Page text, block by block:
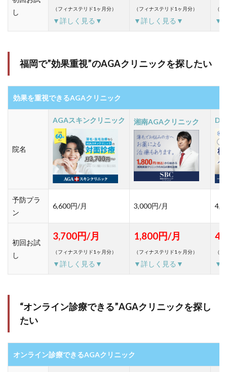
し
（フィナステリド1ヶ月分）
▼詳しく見る▼
（フィナステリド1ヶ月分）
▼詳しく見る▼
（
▼
福岡で”効果重視”のAGAクリニックを探したい
効果を重視できるAGAクリニック
院名
AGAスキンクリニック 湘南AGAクリニック D
予防プラ
ン
6,600円/月 3,000円/月
初回お試
し
3,700円/月
（フィナステリド1ヶ月分）
▼詳しく見る▼
1,800円/月
（フィナステリド1ヶ月分）
▼詳しく見る▼
（
▼
“オンライン診療できる”AGAクリニックを探し
たい
オンライン診療できるAGAクリニック